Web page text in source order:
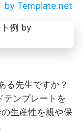
by Template.net
る先生ですか？
ンプレートを
生産性を親や保